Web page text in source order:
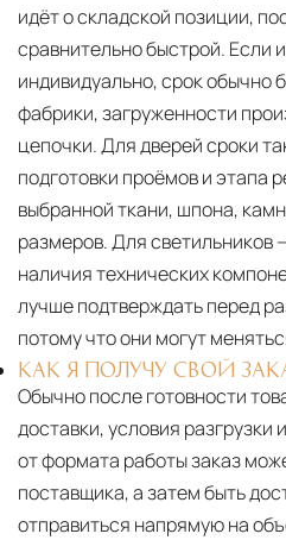
идёт о складской позиции,
сравнительно быстрой. Если
индивидуально, срок обычно
фабрики, загруженности
цепочки. Для дверей сроки
подготовки проёмов и этапа
выбранной ткани, шпона,
размеров. Для светильников
наличия технических
лучше подтверждать перед
потому что они могут
КАК Я ПОЛУЧУ СВОЙ
Обычно после готовности
доставки, условия
от формата работы заказ
поставщика, а затем быть
отправиться напрямую на